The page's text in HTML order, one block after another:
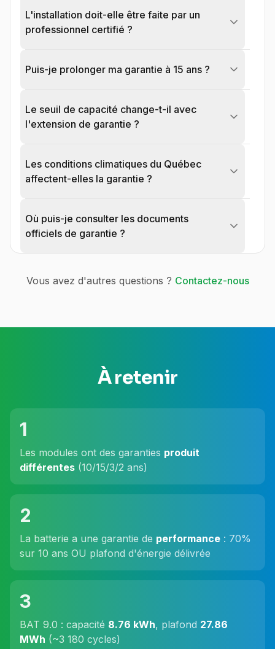
L'installation doit-elle être faite par un
professionnel certifié ?
Puis-je prolonger ma garantie à 15 ans ?
Le seuil de capacité change-t-il avec
l'extension de garantie ?
Les conditions climatiques du Québec
affectent-elles la garantie ?
Où puis-je consulter les documents
officiels de garantie ?
Vous avez d'autres questions ? Contactez-nous
À retenir
1
Les modules ont des garanties produit
différentes (10/15/3/2 ans)
2
La batterie a une garantie de performance : 70%
sur 10 ans OU plafond d'énergie délivrée
3
BAT 9.0 : capacité 8.76 kWh, plafond 27.86
MWh (~3 180 cycles)